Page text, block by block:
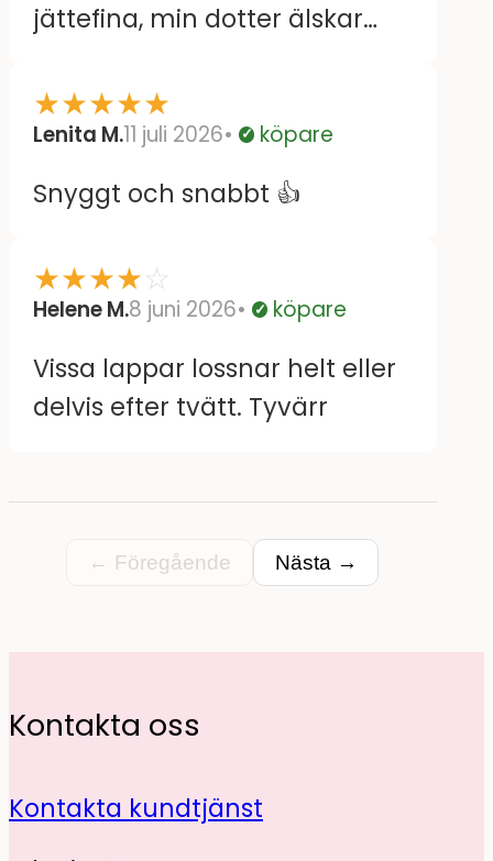
jättefina, min dotter älskar
★★★★★
Lenita M.11 juli 2026 Verifierad
köpare
Snyggt och snabbt 👍
★★★★☆
Helene M.8 juni 2026 Verifierad
köpare
Vissa lappar lossnar helt eller
delvis efter tvätt. Tyvärr
← Föregående Nästa →
Kontakta oss
Kontakta kundtjänst